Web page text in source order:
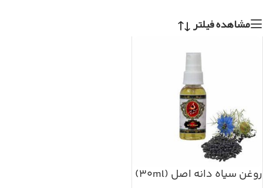
مشاهده فیلتر
روغن سیاه دانه اصل (۳۰ml)